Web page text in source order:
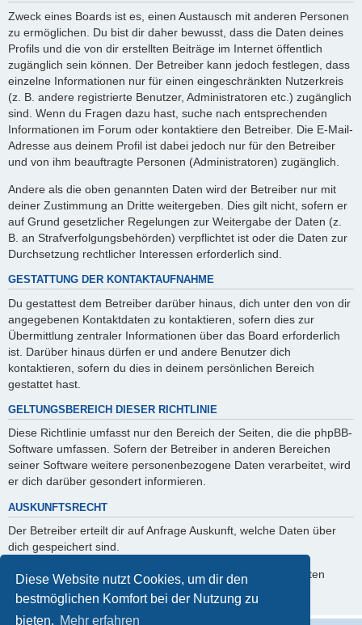
Diese Website nutzt Cookies, um dir den
bestmöglichen Komfort bei der Nutzung zu
bieten. Mehr erfahren
Zweck eines Boards ist es, einen Austausch mit anderen Personen
zu ermöglichen. Du bist dir daher bewusst, dass die Daten deines
Profils und die von dir erstellten Beiträge im Internet öffentlich
zugänglich sein können. Der Betreiber kann jedoch festlegen, dass
einzelne Informationen nur für einen eingeschränkten Nutzerkreis
(z. B. andere registrierte Benutzer, Administratoren etc.) zugänglich
sind. Wenn du Fragen dazu hast, suche nach entsprechenden
Informationen im Forum oder kontaktiere den Betreiber. Die E-Mail-
Adresse aus deinem Profil ist dabei jedoch nur für den Betreiber
und von ihm beauftragte Personen (Administratoren) zugänglich.
Andere als die oben genannten Daten wird der Betreiber nur mit
deiner Zustimmung an Dritte weitergeben. Dies gilt nicht, sofern er
auf Grund gesetzlicher Regelungen zur Weitergabe der Daten (z.
B. an Strafverfolgungsbehörden) verpflichtet ist oder die Daten zur
Durchsetzung rechtlicher Interessen erforderlich sind.
GESTATTUNG DER KONTAKTAUFNAHME
Du gestattest dem Betreiber darüber hinaus, dich unter den von dir
angegebenen Kontaktdaten zu kontaktieren, sofern dies zur
Übermittlung zentraler Informationen über das Board erforderlich
ist. Darüber hinaus dürfen er und andere Benutzer dich
kontaktieren, sofern du dies in deinem persönlichen Bereich
gestattet hast.
GELTUNGSBEREICH DIESER RICHTLINIE
Diese Richtlinie umfasst nur den Bereich der Seiten, die die phpBB-
Software umfassen. Sofern der Betreiber in anderen Bereichen
seiner Software weitere personenbezogene Daten verarbeitet, wird
er dich darüber gesondert informieren.
AUSKUNFTSRECHT
Der Betreiber erteilt dir auf Anfrage Auskunft, welche Daten über
dich gespeichert sind.
Du kannst jederzeit die Löschung bzw. Sperrung deiner Daten
verlangen. Kontaktiere hierzu bitte den Betreiber.